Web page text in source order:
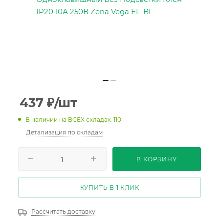
437 ₽/шт
В наличии на ВСЕХ складах: 110
Детализация по складам
В КОРЗИНУ
КУПИТЬ В 1 КЛИК
Рассчитать доставку